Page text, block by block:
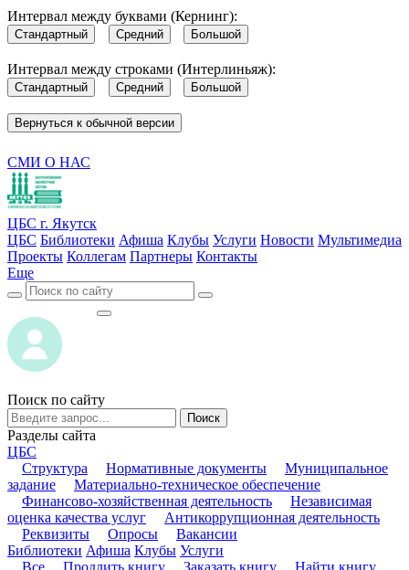
Интервал между буквами (Кернинг):
Стандартный Средний Большой
Интервал между строками (Интерлиньяж):
Стандартный Средний Большой
Вернуться к обычной версии
СМИ О НАС
ЦБС г. Якутск
ЦБС Библиотеки Афиша Клубы Услуги Новости Мультимедиа
Проекты Коллегам Партнеры Контакты
Еще
Поиск по сайту
Поиск
Разделы сайта
ЦБС
Структура
Нормативные документы
Муниципальное
задание
Материально-техническое обеспечение
Финансово-хозяйственная деятельность
Независимая
оценка качества услуг
Антикоррупционная деятельность
Реквизиты
Опросы
Вакансии
Библиотеки Афиша Клубы Услуги